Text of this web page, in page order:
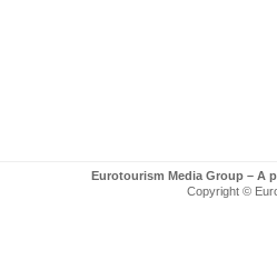
Eurotourism Media Group – A
Copyright ©